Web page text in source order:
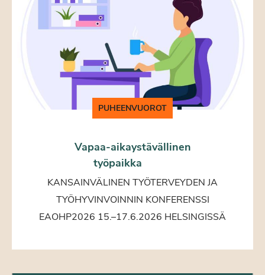
PUHEENVUOROT
Vapaa-aikaystävällinen
työpaikka
KANSAINVÄLINEN TYÖTERVEYDEN JA
TYÖHYVINVOINNIN KONFERENSSI
EAOHP2026 15.–17.6.2026 HELSINGISSÄ